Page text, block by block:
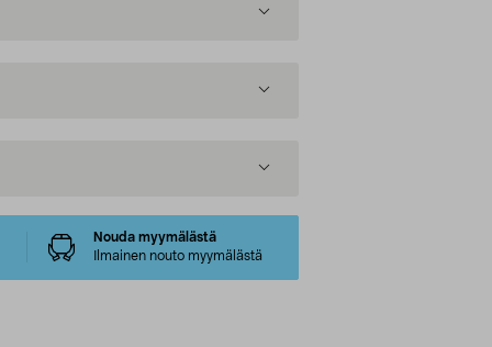
Nouda myymälästä
Ilmainen nouto myymälästä